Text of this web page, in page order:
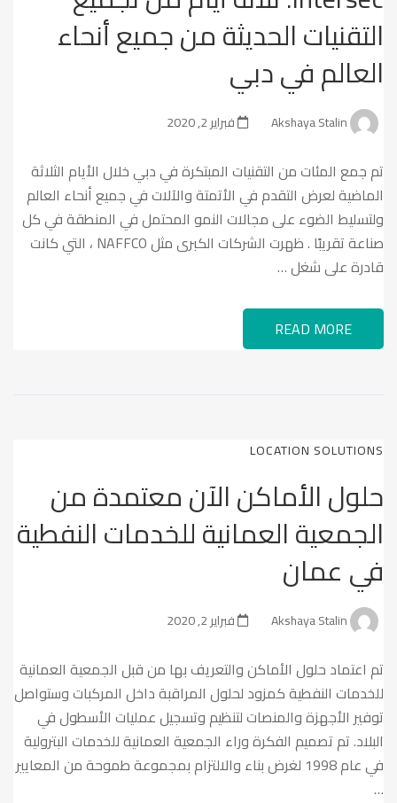
التقنيات الحديثة من جميع أنحاء
العالم في دبي
فبراير 2, 2020
تم جمع المئات من التقنيات المبتكرة في دبي خلال الأيام الثلاثة
الماضية لعرض التقدم في الأتمتة والآلات في جميع أنحاء العالم
ولتسليط الضوء على مجالات النمو المحتمل في المنطقة في كل
صناعة تقريبًا . ظهرت الشركات الكبرى مثل NAFFCO ، التي كانت
قادرة على شغل …
READ MORE
LOCATION SOLUTIONS
حلول الأماكن الآن معتمدة من
الجمعية العمانية للخدمات النفطية
في عمان
فبراير 2, 2020
تم اعتماد حلول الأماكن والتعريف بها من قبل الجمعية العمانية
للخدمات النفطية كمزود لحلول المراقبة داخل المركبات وستواصل
توفير الأجهزة والمنصات لتنظيم وتسجيل عمليات الأسطول في
البلاد. تم تصميم الفكرة وراء الجمعية العمانية للخدمات البترولية
في عام 1998 لغرض بناء والالتزام بمجموعة طموحة من المعايير
…